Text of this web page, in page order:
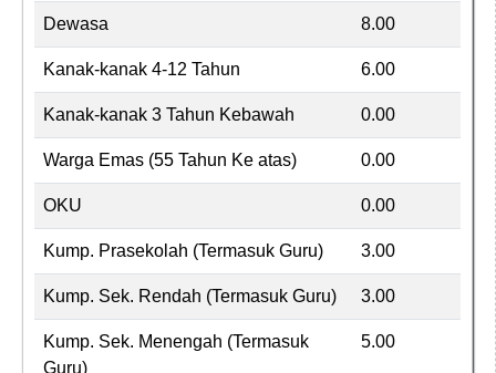
Dewasa 8.00
Kanak-kanak 4-12 Tahun 6.00
Kanak-kanak 3 Tahun Kebawah 0.00
Warga Emas (55 Tahun Ke atas) 0.00
OKU 0.00
Kump. Prasekolah (Termasuk Guru) 3.00
Kump. Sek. Rendah (Termasuk Guru) 3.00
Kump. Sek. Menengah (Termasuk
Guru)
5.00